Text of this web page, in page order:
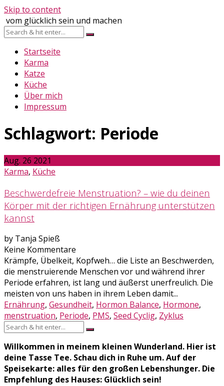
Skip to content
vom glücklich sein und machen
Startseite
Karma
Katze
Küche
Über mich
Impressum
Schlagwort: Periode
Aug. 26 2021
Karma, Küche
Beschwerdefreie Menstruation? – wie du deinen
Körper mit der richtigen Ernährung unterstützen
kannst
by Tanja Spieß
Keine Kommentare
Krämpfe, Übelkeit, Kopfweh… die Liste an Beschwerden,
die menstruierende Menschen vor und während ihrer
Periode erfahren, ist lang und äußerst unerfreulich. Die
meisten von uns haben in ihrem Leben damit...
Ernährung, Gesundheit, Hormon Balance, Hormone,
menstruation, Periode, PMS, Seed Cyclig, Zyklus
Willkommen in meinem kleinen Wunderland. Hier ist
deine Tasse Tee. Schau dich in Ruhe um. Auf der
Speisekarte: alles für den großen Lebenshunger. Die
Empfehlung des Hauses: Glücklich sein!